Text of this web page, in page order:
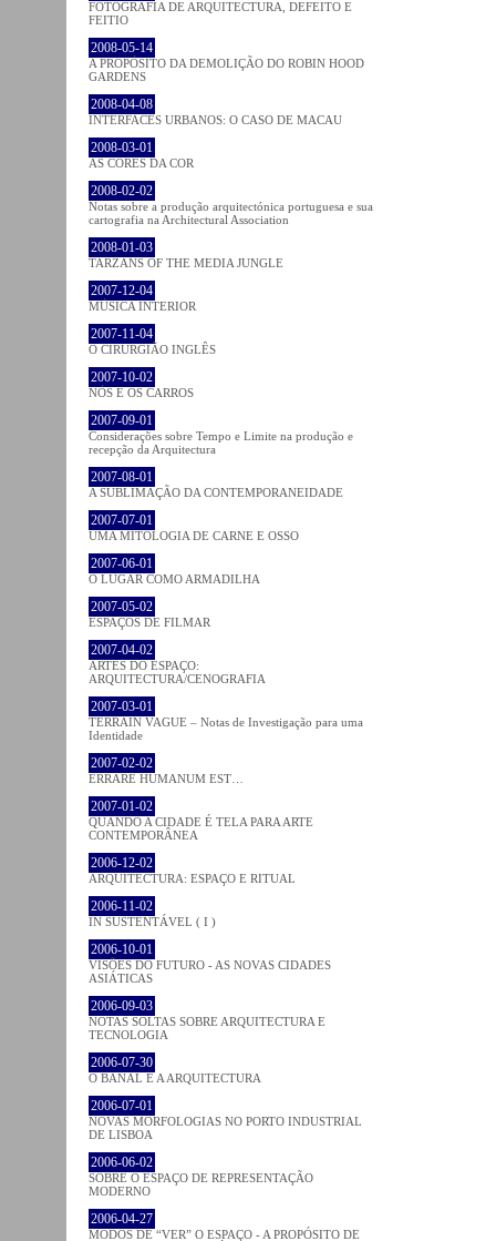
FOTOGRAFIA DE ARQUITECTURA, DEFEITO E
FEITIO
2008-05-14
A PROPÓSITO DA DEMOLIÇÃO DO ROBIN HOOD
GARDENS
2008-04-08
INTERFACES URBANOS: O CASO DE MACAU
2008-03-01
AS CORES DA COR
2008-02-02
Notas sobre a produção arquitectónica portuguesa e sua
cartografia na Architectural Association
2008-01-03
TARZANS OF THE MEDIA JUNGLE
2007-12-04
MÚSICA INTERIOR
2007-11-04
O CIRURGIÃO INGLÊS
2007-10-02
NÓS E OS CARROS
2007-09-01
Considerações sobre Tempo e Limite na produção e
recepção da Arquitectura
2007-08-01
A SUBLIMAÇÃO DA CONTEMPORANEIDADE
2007-07-01
UMA MITOLOGIA DE CARNE E OSSO
2007-06-01
O LUGAR COMO ARMADILHA
2007-05-02
ESPAÇOS DE FILMAR
2007-04-02
ARTES DO ESPAÇO:
ARQUITECTURA/CENOGRAFIA
2007-03-01
TERRAIN VAGUE – Notas de Investigação para uma
Identidade
2007-02-02
ERRARE HUMANUM EST…
2007-01-02
QUANDO A CIDADE É TELA PARA ARTE
CONTEMPORÂNEA
2006-12-02
ARQUITECTURA: ESPAÇO E RITUAL
2006-11-02
IN SUSTENTÁVEL ( I )
2006-10-01
VISÕES DO FUTURO - AS NOVAS CIDADES
ASIÁTICAS
2006-09-03
NOTAS SOLTAS SOBRE ARQUITECTURA E
TECNOLOGIA
2006-07-30
O BANAL E A ARQUITECTURA
2006-07-01
NOVAS MORFOLOGIAS NO PORTO INDUSTRIAL
DE LISBOA
2006-06-02
SOBRE O ESPAÇO DE REPRESENTAÇÃO
MODERNO
2006-04-27
MODOS DE “VER” O ESPAÇO - A PROPÓSITO DE